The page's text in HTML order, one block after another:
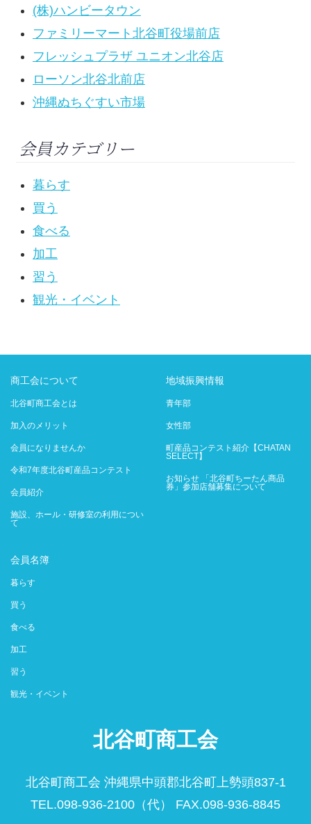
(株)ハンビータウン
ファミリーマート北谷町役場前店
フレッシュプラザ ユニオン北谷店
ローソン北谷北前店
沖縄ぬちぐすい市場
会員カテゴリー
暮らす
買う
食べる
加工
習う
観光・イベント
商工会について
北谷町商工会とは
加入のメリット
会員になりませんか
令和7年度北谷町産品コンテスト
会員紹介
施設、ホール・研修室の利用につい
て
地域振興情報
青年部
女性部
町産品コンテスト紹介【CHATAN
SELECT】
お知らせ 「北谷町ちーたん商品
券」参加店舗募集について
会員名簿
暮らす
買う
食べる
加工
習う
観光・イベント
北谷町商工会
北谷町商工会 沖縄県中頭郡北谷町上勢頭837-1
TEL.098-936-2100（代） FAX.098-936-8845